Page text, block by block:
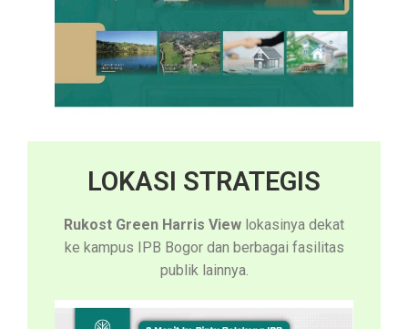
LOKASI STRATEGIS
Rukost Green Harris View lokasinya dekat
ke kampus IPB Bogor dan berbagai fasilitas
publik lainnya.